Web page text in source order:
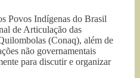
Povos Indígenas do Brasil
de Articulação das
(Conaq), além de
não governamentais
para discutir e organizar